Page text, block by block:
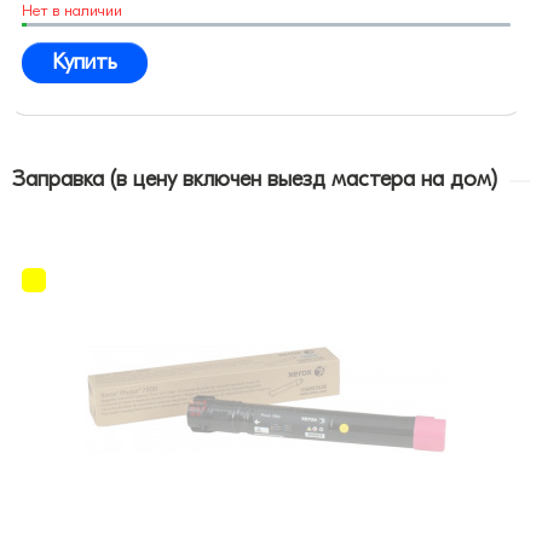
Нет в наличии
Купить
Заправка (в цену включен выезд мастера на дом)